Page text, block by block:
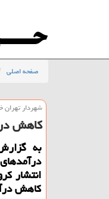
صفحه اصلی
شهردار تهران
كاهش
به
انتشار
كاهش